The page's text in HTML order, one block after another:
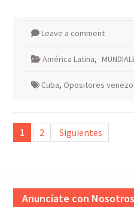
Leave a comment
América Latina,
Cuba, Opositores
Paginación
de
1 2 Siguientes
Anunciate con Nosotros